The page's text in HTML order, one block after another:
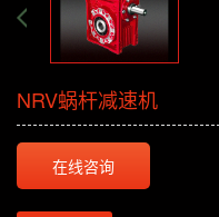
NRV蜗杆减速机
在线咨询